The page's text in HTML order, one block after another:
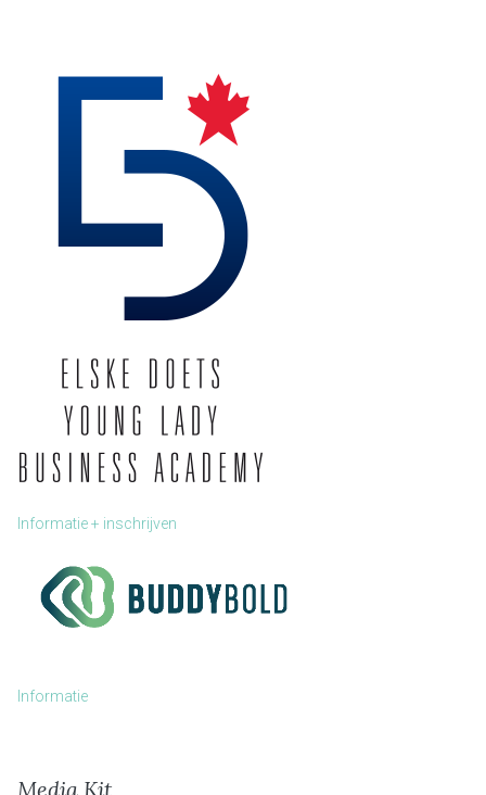
Informatie + inschrijven
Informatie
Media Kit